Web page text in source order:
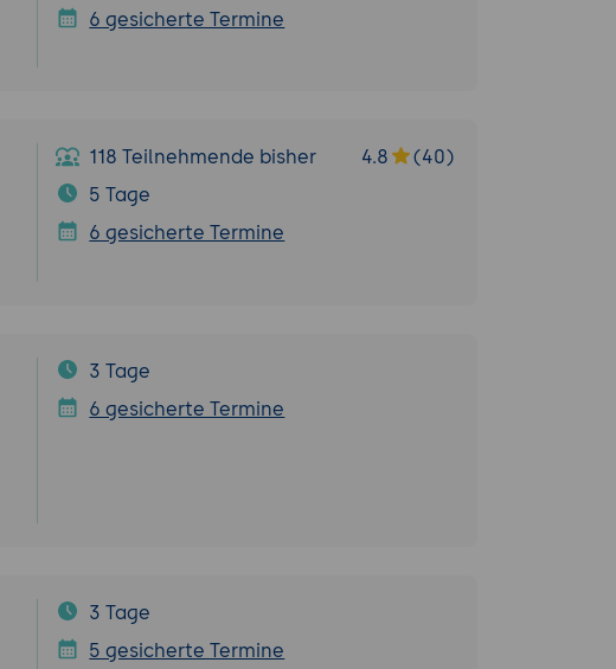
6 gesicherte Termine
118 Teilnehmende bisher 4.8
(40)
5 Tage
6 gesicherte Termine
3 Tage
6 gesicherte Termine
3 Tage
5 gesicherte Termine